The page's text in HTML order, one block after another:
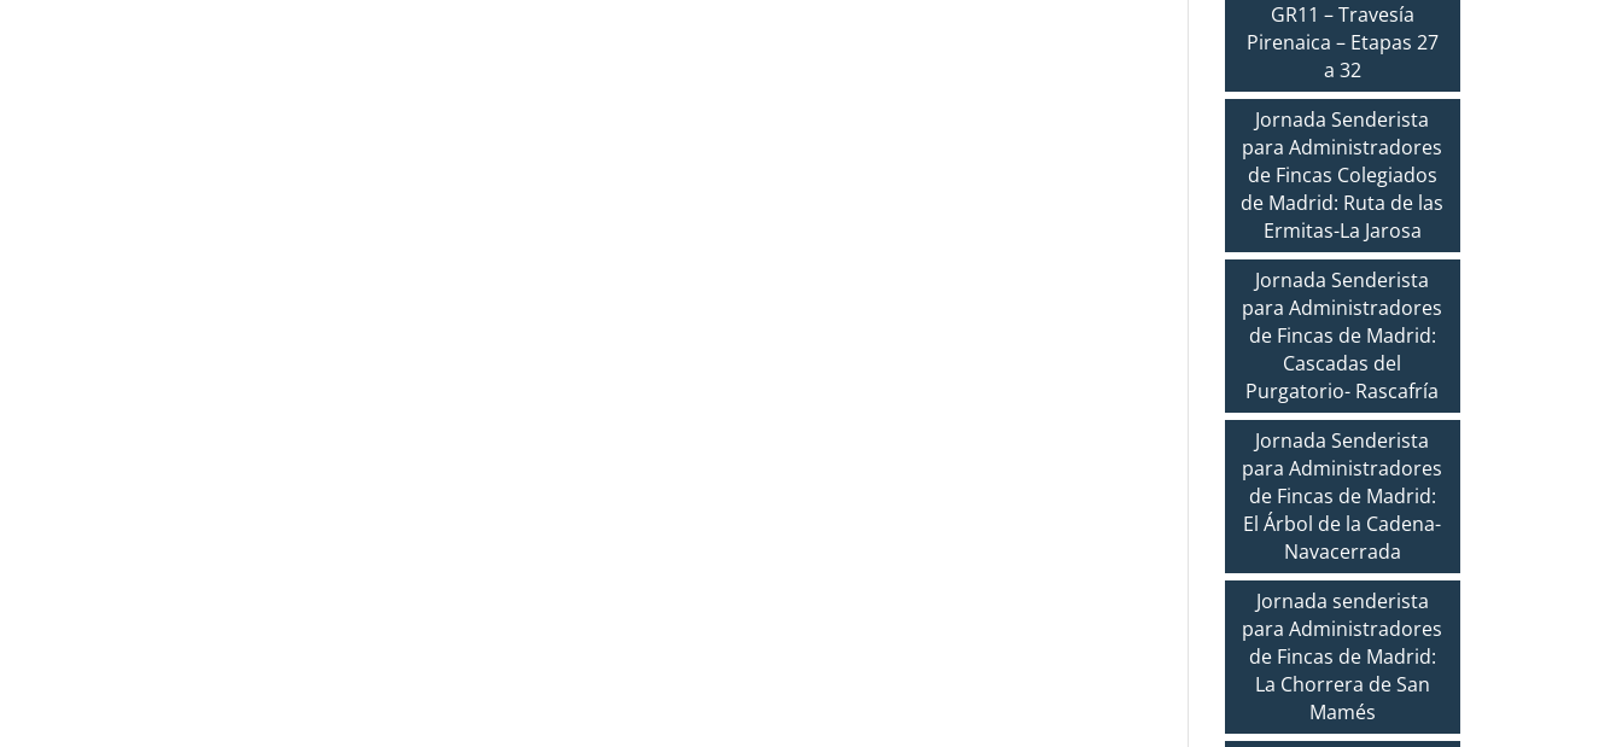
GR11 – Travesía
Pirenaica – Etapas 27
a 32
Jornada Senderista
para Administradores
de Fincas Colegiados
de Madrid: Ruta de las
Ermitas-La Jarosa
Jornada Senderista
para Administradores
de Fincas de Madrid:
Cascadas del
Purgatorio- Rascafría
Jornada Senderista
para Administradores
de Fincas de Madrid:
El Árbol de la Cadena-
Navacerrada
Jornada senderista
para Administradores
de Fincas de Madrid:
La Chorrera de San
Mamés